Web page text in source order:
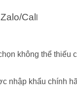
Cal
không thể thiếu
nhập khẩu chính